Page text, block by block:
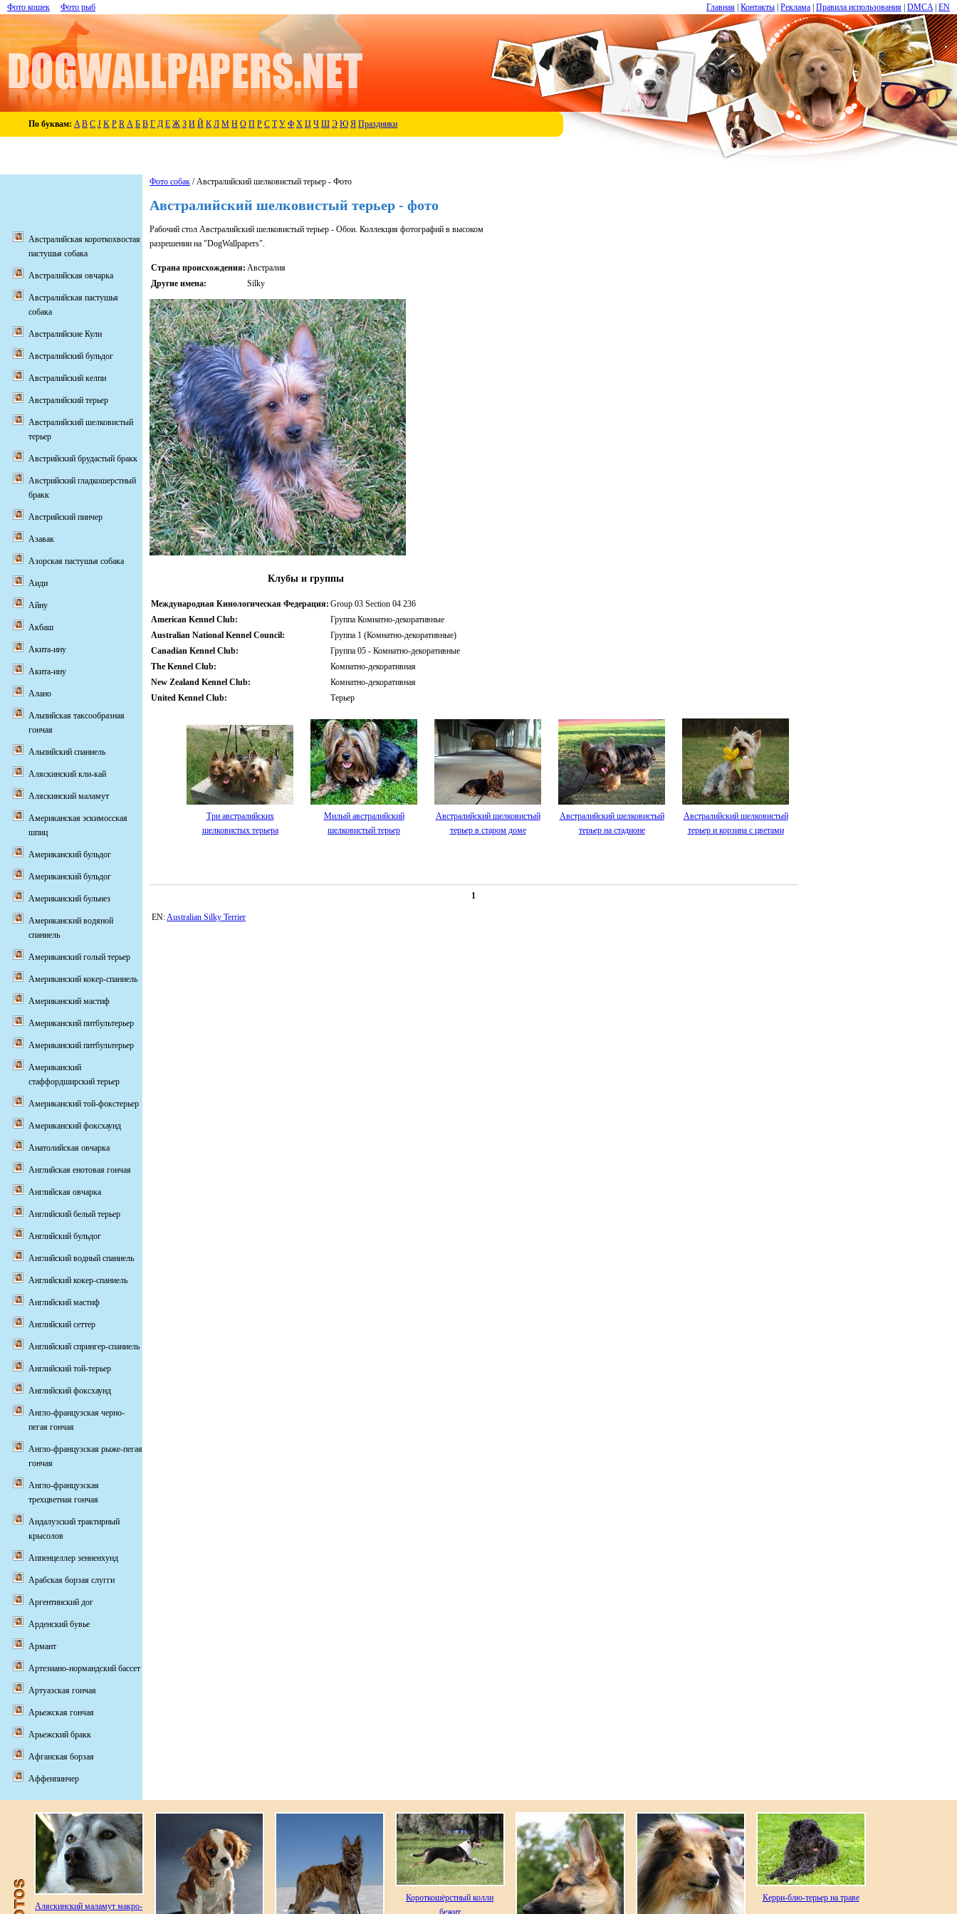
Главная Контакты Реклама Правила использования DMCA EN
Фото кошек Фото рыб
По буквам: A B C J K P R А Б В Г Д Е Ж З И Й К Л М Н О П Р С Т У Ф Х Ц Ч Ш Э Ю Я Праздники
Фото собак / Австралийский шелковистый терьер - Фото
Австралийский шелковистый терьер - фото
Рабочий стол Австралийский шелковистый терьер - Обои. Коллекция фотографий в высоком
разрешении на "DogWallpapers".
Страна происхождения: Австралия
Другие имена:
Silky
Клубы и группы
Международная Кинологическая Федерация: Group 03 Section 04 236
American Kennel Club:
Группа Комнатно-декоративные
Australian National Kennel Council:
Группа 1 (Комнатно-декоративные)
Canadian Kennel Club:
Группа 05 - Комнатно-декоративные
The Kennel Club:
Комнатно-декоративная
New Zealand Kennel Club:
Комнатно-декоративная
United Kennel Club:
Терьер
Три австралийских
шелковистых терьера
Милый австралийский
шелковистый терьер
Австралийский шелковистый
терьер в старом доме
Австралийский шелковистый
терьер на стадионе
Австралийский шелковистый
терьер и корзина с цветами
1
EN: Australian Silky Terrier
Австралийская короткохвостая
пастушья собака
Австралийская овчарка
Австралийская пастушья
собака
Австралийские Кули
Австралийский бульдог
Австралийский келпи
Австралийский терьер
Австралийский шелковистый
терьер
Австрийский брудастый бракк
Австрийский гладкошерстный
бракк
Австрийский пинчер
Азавак
Азорская пастушья собака
Аиди
Айну
Акбаш
Акита-ину
Акита-ину
Алано
Альпийская таксообразная
гончая
Альпийский спаниель
Аляскинский кли-кай
Аляскинский маламут
Американская эскимосская
шпиц
Американский бульдог
Американский бульдог
Американский бульнез
Американский водяной
спаниель
Американский голый терьер
Американский кокер-спаниель
Американский мастиф
Американский питбультерьер
Американский питбультерьер
Американский
стаффордширский терьер
Американский той-фокстерьер
Американский фоксхаунд
Анатолийская овчарка
Английская енотовая гончая
Английская овчарка
Английский белый терьер
Английский бульдог
Английский водный спаниель
Английский кокер-спаниель
Английский мастиф
Английский сеттер
Английский спрингер-спаниель
Английский той-терьер
Английский фоксхаунд
Англо-французская черно-
пегая гончая
Англо-французская рыже-пегая
гончая
Англо-французская
трехцветная гончая
Андалузский трактирный
крысолов
Аппенцеллер зенненхунд
Арабская борзая слугги
Аргентинский дог
Арденский бувье
Армант
Артезиано-нормандский бассет
Артуазская гончая
Арьежская гончая
Арьежский бракк
Афганская борзая
Аффенпинчер
Аляскинский маламут макро-
Короткошёрстный колли
бежит
Керри-блю-терьер на траве